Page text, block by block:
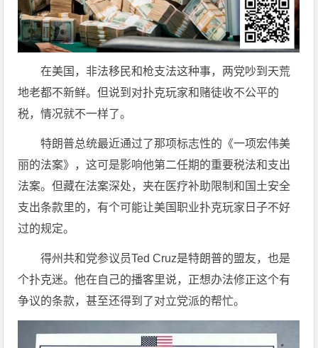
在美国，非法移民和枪支法这种事，两党吵到天荒
地老都不新鲜。但说到对扑克玩家和赌徒收不公平的
税，情况就不一样了。
特朗普总统最近通过了那项标志性的《一项宏伟美
丽的法案》，这可是影响他第二任期的重要税法和支出
法案。但藏在法案深处，夹在医疗补助限制和国土安全
支出条款里的，有个可能让美国职业扑克玩家日子不好
过的规定。
得州共和党参议员Ted Cruz是特朗普的盟友，也是
个扑克迷。他在自己的播客里说，正想办法修正这个有
争议的条款，甚至还得到了对立党派的帮忙。